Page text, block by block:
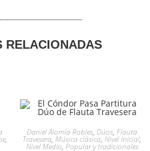
RELACIONADAS
,
Daniel Alomía Robles, Dúos, Flauta
Travesera, Música clásica, Nivel Inicial,
Nivel Medio, Popular y tradicionales